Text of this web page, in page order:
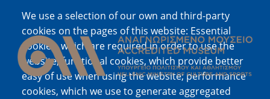
We use a selection of our own and third-party
cookies on the pages of this website: Essential
cookies, which are required in order to use the
website; functional cookies, which provide better
easy of use when using the website; performance
cookies, which we use to generate aggregated
Image